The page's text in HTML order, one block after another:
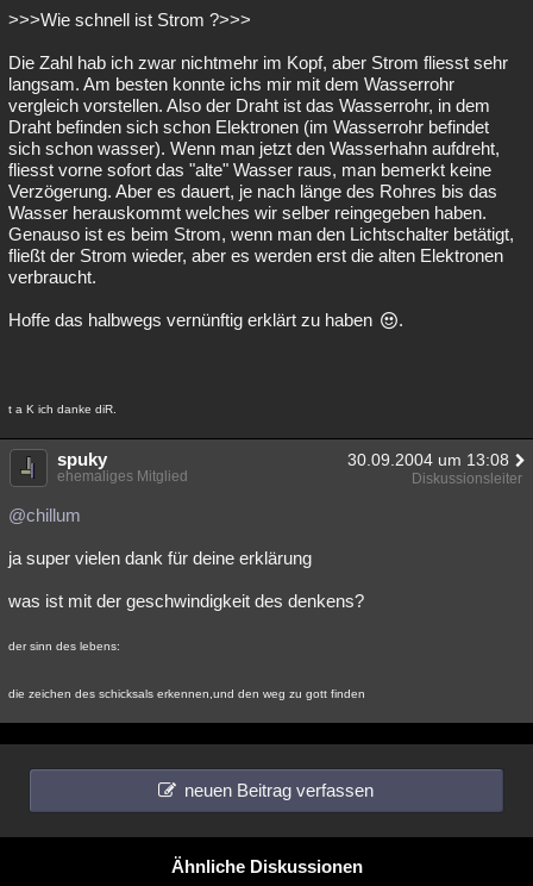
>>>Wie schnell ist Strom ?>>>
Die Zahl hab ich zwar nichtmehr im Kopf, aber Strom fliesst sehr
langsam. Am besten konnte ichs mir mit dem Wasserrohr
vergleich vorstellen. Also der Draht ist das Wasserrohr, in dem
Draht befinden sich schon Elektronen (im Wasserrohr befindet
sich schon wasser). Wenn man jetzt den Wasserhahn aufdreht,
fliesst vorne sofort das "alte" Wasser raus, man bemerkt keine
Verzögerung. Aber es dauert, je nach länge des Rohres bis das
Wasser herauskommt welches wir selber reingegeben haben.
Genauso ist es beim Strom, wenn man den Lichtschalter betätigt,
fließt der Strom wieder, aber es werden erst die alten Elektronen
verbraucht.
Hoffe das halbwegs vernünftig erklärt zu haben .
t a K ich danke diR.
spuky 30.09.2004 um 13:08
ehemaliges Mitglied Diskussionsleiter
@chillum
ja super vielen dank für deine erklärung
was ist mit der geschwindigkeit des denkens?
der sinn des lebens:
die zeichen des schicksals erkennen,und den weg zu gott finden
neuen Beitrag verfassen
Ähnliche Diskussionen